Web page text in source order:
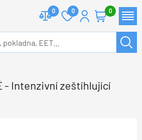
0 0 0
- Intenzivní zeštíhlující